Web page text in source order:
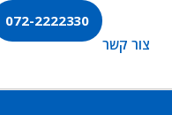
צור קשר
072-2222330